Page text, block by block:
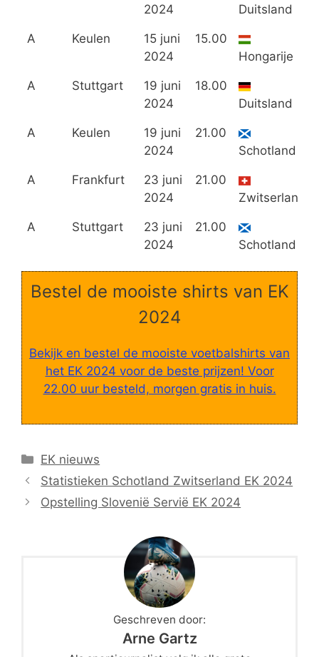
2024
Duitsland
A Keulen
15 juni
2024
15.00
Hongarije
A Stuttgart
19 juni
2024
18.00
Duitsland
A Keulen
19 juni
2024
21.00
Schotland
A Frankfurt
23 juni
2024
21.00
Zwitserland
A Stuttgart
23 juni
2024
21.00
Schotland
Bestel de mooiste shirts van EK
2024
Bekijk en bestel de mooiste voetbalshirts van
het EK 2024 voor de beste prijzen! Voor
22.00 uur besteld, morgen gratis in huis.
Categorieën
EK nieuws
Statistieken Schotland Zwitserland EK 2024
Opstelling Slovenië Servië EK 2024
Geschreven door:
Arne Gartz